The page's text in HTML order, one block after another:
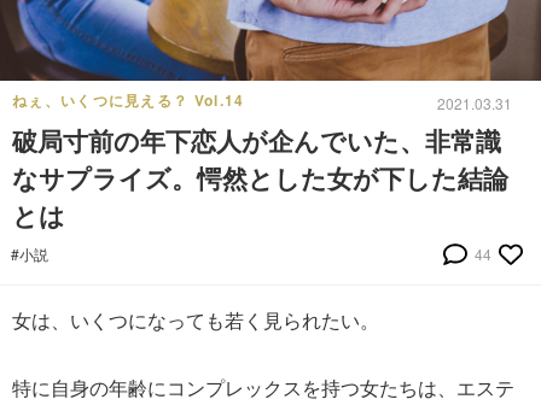
ねぇ、いくつに見える？ Vol.14 2021.03.31
破局寸前の年下恋人が企んでいた、非常識
なサプライズ。愕然とした女が下した結論
とは
#小説 44
女は、いくつになっても若く見られたい。
特に自身の年齢にコンプレックスを持つ女たちは、エステ